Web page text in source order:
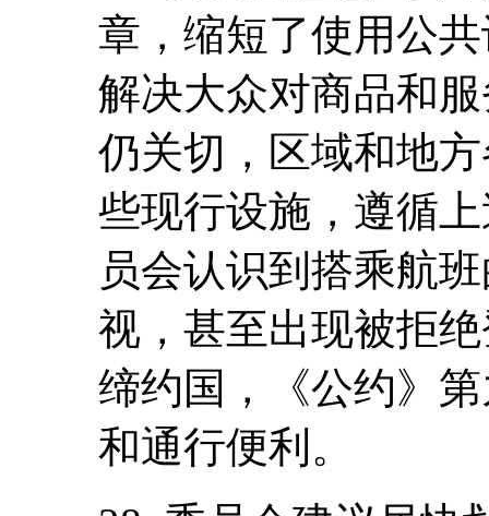
章，缩短了使用公
解决大众对商品和
仍关切，区域和地
些现行设施，遵循
员会认识到搭乘航
视，甚至出现被拒
缔约国，《公约》
和通行便利。